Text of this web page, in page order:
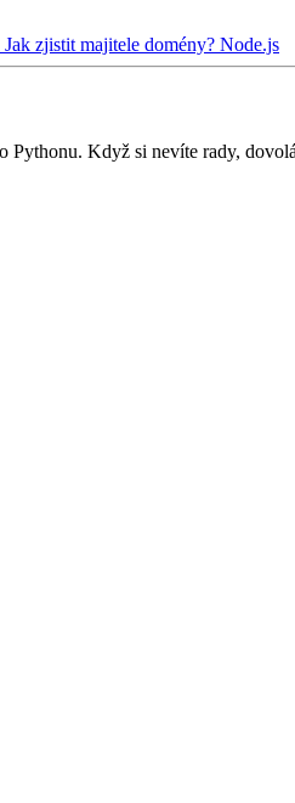
Jak zjistit majitele domény? Node.js
Když si nevíte rady,